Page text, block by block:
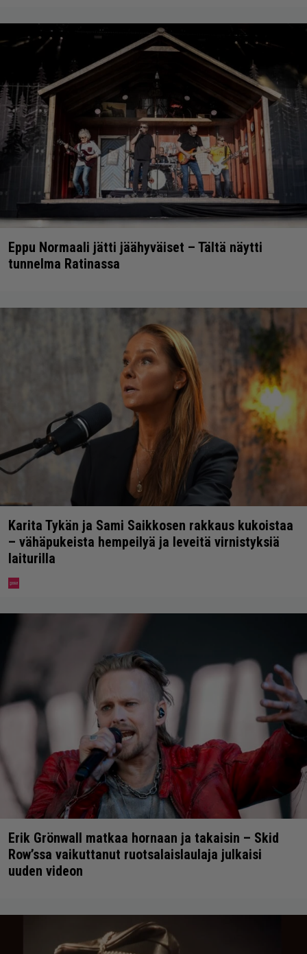
Eppu Normaali jätti jäähyväiset – Tältä näytti
tunnelma Ratinassa
Karita Tykän ja Sami Saikkosen rakkaus kukoistaa
– vähäpukeista hempeilyä ja leveitä virnistyksiä
laiturilla
Erik Grönwall matkaa hornaan ja takaisin – Skid
Row’ssa vaikuttanut ruotsalaislaulaja julkaisi
uuden videon